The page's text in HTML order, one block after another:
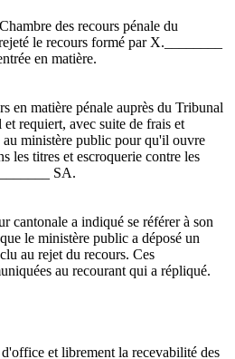
des recours pénale du
le recours formé par X.________
en matière.
en matière pénale auprès du Tribunal
requiert, avec suite de frais et
au ministère public pour qu'il ouvre
les titres et escroquerie contre les
SA.
cantonale a indiqué se référer à son
le ministère public a déposé un
au rejet du recours. Ces
au recourant qui a répliqué.
et librement la recevabilité des